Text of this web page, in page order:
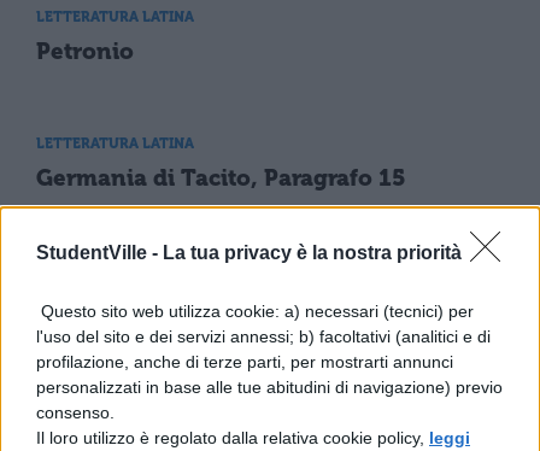
StudentVille - La tua privacy è la nostra priorità
Questo sito web utilizza cookie: a) necessari (tecnici) per
l'uso del sito e dei servizi annessi; b) facoltativi (analitici e di
profilazione, anche di terze parti, per mostrarti annunci
personalizzati in base alle tue abitudini di navigazione) previo
consenso.
Il loro utilizzo è regolato dalla relativa cookie policy, leggi
LETTERATURA LATINA
Petronio
LETTERATURA LATINA
Germania di Tacito, Paragrafo 15
Germania di Tacito, Paragrafo 31
LETTERATURA LATINA
Annales, II, 27